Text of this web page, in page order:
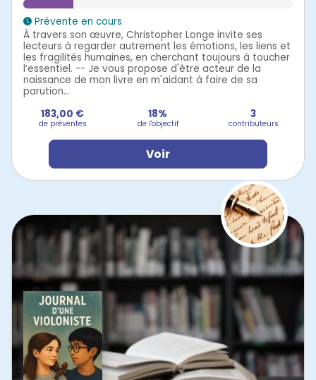
Prévente en cours
À travers son œuvre, Christopher Longe invite ses
lecteurs à regarder autrement les émotions, les liens et
les fragilités humaines, en cherchant toujours à toucher
l’essentiel. -- Je vous propose d'être acteur de la
naissance de mon livre en m'aidant à faire de sa
parution...
183,00 €
de préventes
18%
de l'objectif
3
contributeurs
Voir